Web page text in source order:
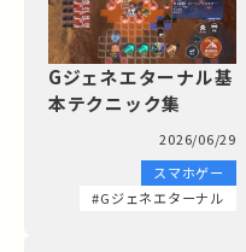
Gジェネエターナル基
本テクニック集
2026/06/29
スマホゲー
#Gジェネエターナル